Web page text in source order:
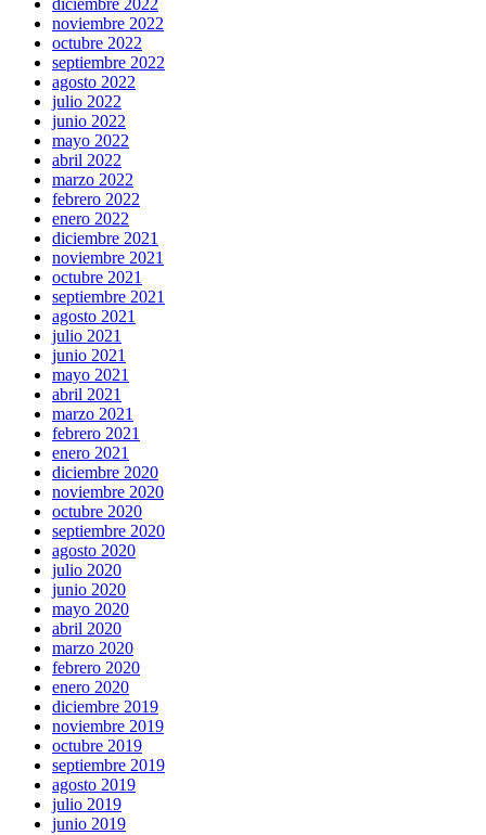
diciembre 2022
noviembre 2022
octubre 2022
septiembre 2022
agosto 2022
julio 2022
junio 2022
mayo 2022
abril 2022
marzo 2022
febrero 2022
enero 2022
diciembre 2021
noviembre 2021
octubre 2021
septiembre 2021
agosto 2021
julio 2021
junio 2021
mayo 2021
abril 2021
marzo 2021
febrero 2021
enero 2021
diciembre 2020
noviembre 2020
octubre 2020
septiembre 2020
agosto 2020
julio 2020
junio 2020
mayo 2020
abril 2020
marzo 2020
febrero 2020
enero 2020
diciembre 2019
noviembre 2019
octubre 2019
septiembre 2019
agosto 2019
julio 2019
junio 2019